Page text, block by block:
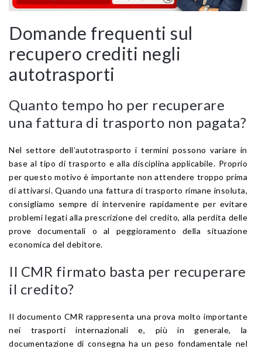
Domande frequenti sul
recupero crediti negli
autotrasporti
Quanto tempo ho per recuperare
una fattura di trasporto non pagata?
Nel settore dell’autotrasporto i termini possono variare in
base al tipo di trasporto e alla disciplina applicabile. Proprio
per questo motivo è importante non attendere troppo prima
di attivarsi. Quando una fattura di trasporto rimane insoluta,
consigliamo sempre di intervenire rapidamente per evitare
problemi legati alla prescrizione del credito, alla perdita delle
prove documentali o al peggioramento della situazione
economica del debitore.
Il CMR firmato basta per recuperare
il credito?
Il documento CMR rappresenta una prova molto importante
nei trasporti internazionali e, più in generale, la
documentazione di consegna ha un peso fondamentale nel